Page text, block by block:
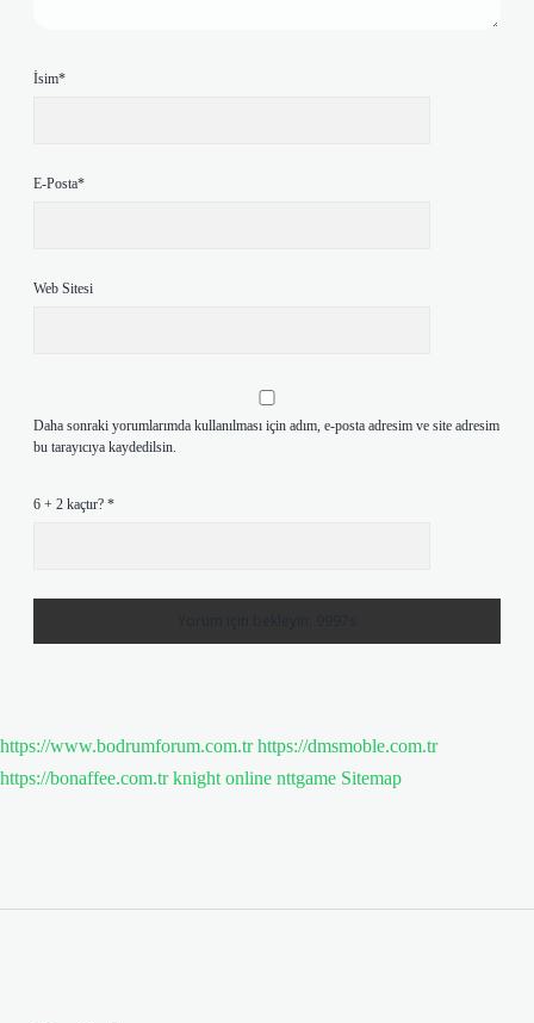
İsim*
E-Posta*
Web Sitesi
Daha sonraki yorumlarımda kullanılması için adım, e-posta adresim ve site adresim
bu tarayıcıya kaydedilsin.
6 + 2 kaçtır? *
https://www.bodrumforum.com.tr https://dmsmoble.com.tr
https://bonaffee.com.tr knight online nttgame Sitemap